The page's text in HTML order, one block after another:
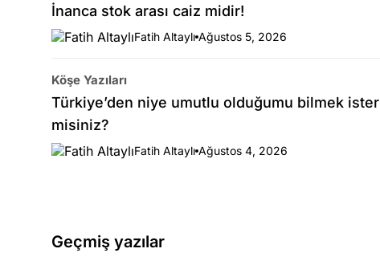
İnanca stok arası caiz midir!
Fatih Altaylı Ağustos 5, 2026
Köşe Yazıları
Türkiye’den niye umutlu olduğumu bilmek ister
misiniz?
Fatih Altaylı Ağustos 4, 2026
Geçmiş yazılar